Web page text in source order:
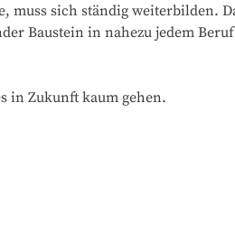
muss sich ständig weiterbilden.
Baustein in nahezu jedem
in Zukunft kaum gehen.